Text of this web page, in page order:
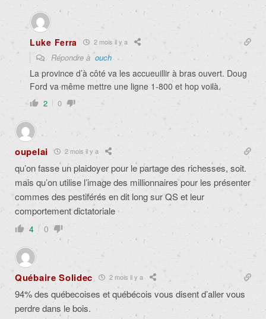
Luke Ferra 2 mois il y a
Répondre àouch
La province d’à côté va les accueuillir à bras ouvert. Doug
Ford va même mettre une ligne 1-800 et hop voilà.
2 0
oupelai 2 mois il y a
qu’on fasse un plaidoyer pour le partage des richesses, soit.
mais qu’on utilise l’image des millionnaires pour les présenter
commes des pestiférés en dit long sur QS et leur
comportement dictatoriale
4 0
Québaire Solidec 2 mois il y a
94% des québecoises et québécois vous disent d’aller vous
perdre dans le bois.